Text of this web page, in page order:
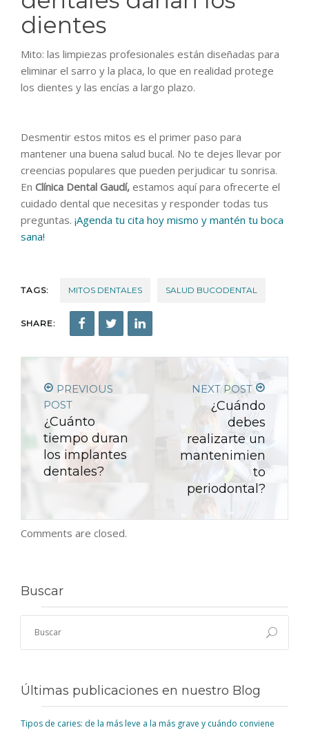
dientes
Mito: las limpiezas profesionales están diseñadas para
eliminar el sarro y la placa, lo que en realidad protege
los dientes y las encías a largo plazo.
Desmentir estos mitos es el primer paso para
mantener una buena salud bucal. No te dejes llevar por
creencias populares que pueden perjudicar tu sonrisa.
En Clínica Dental Gaudí, estamos aquí para ofrecerte el
cuidado dental que necesitas y responder todas tus
preguntas. ¡Agenda tu cita hoy mismo y mantén tu boca
sana!
TAGS: MITOS DENTALES SALUD BUCODENTAL
SHARE:
PREVIOUS
POST
¿Cuánto
tiempo duran
los implantes
dentales?
NEXT POST
¿Cuándo
debes
realizarte un
mantenimien
to
periodontal?
Comments are closed.
Buscar
Últimas publicaciones en nuestro Blog
Tipos de caries: de la más leve a la más grave y cuándo conviene